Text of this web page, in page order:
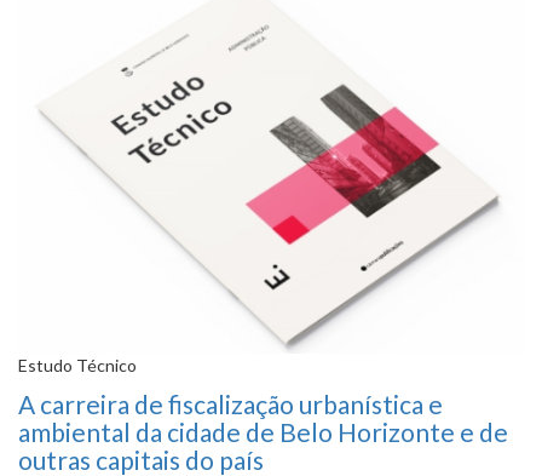
Estudo Técnico
A carreira de fiscalização urbanística e
ambiental da cidade de Belo Horizonte e de
outras capitais do país